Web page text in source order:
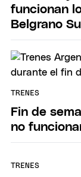
funcionan
Belgrano
TRENES
Fin de
no
TRENES